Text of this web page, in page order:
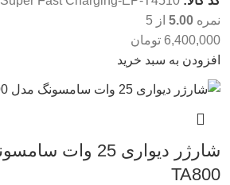
نمره 5.00 از 5
6,400,000 تومان
افزودن به سبد خرید
TA800